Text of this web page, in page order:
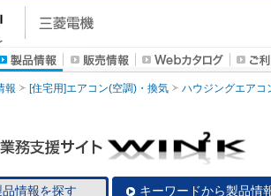
報 [住宅用]エアコン(空調)・換気 ハウジングエアコ
情報を探す キーワードから製品情